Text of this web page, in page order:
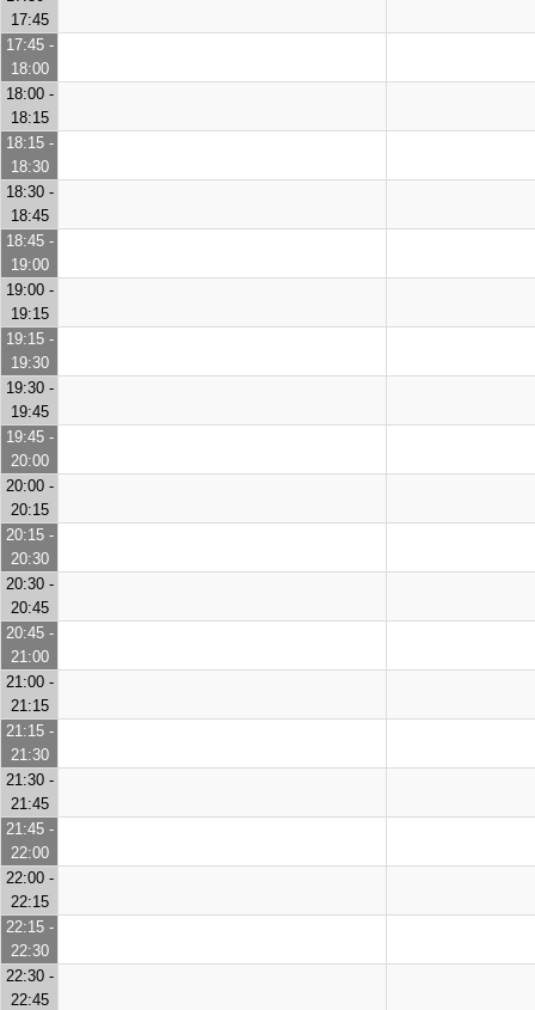
17:45
17:45 -
18:00
18:00 -
18:15
18:15 -
18:30
18:30 -
18:45
18:45 -
19:00
19:00 -
19:15
19:15 -
19:30
19:30 -
19:45
19:45 -
20:00
20:00 -
20:15
20:15 -
20:30
20:30 -
20:45
20:45 -
21:00
21:00 -
21:15
21:15 -
21:30
21:30 -
21:45
21:45 -
22:00
22:00 -
22:15
22:15 -
22:30
22:30 -
22:45